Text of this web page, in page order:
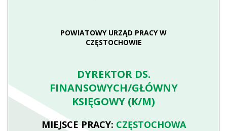
POWIATOWY URZĄD PRACY W
CZĘSTOCHOWIE
DYREKTOR DS.
FINANSOWYCH/GŁÓWNY
KSIĘGOWY (K/M)
MIEJSCE PRACY: CZĘSTOCHOWA